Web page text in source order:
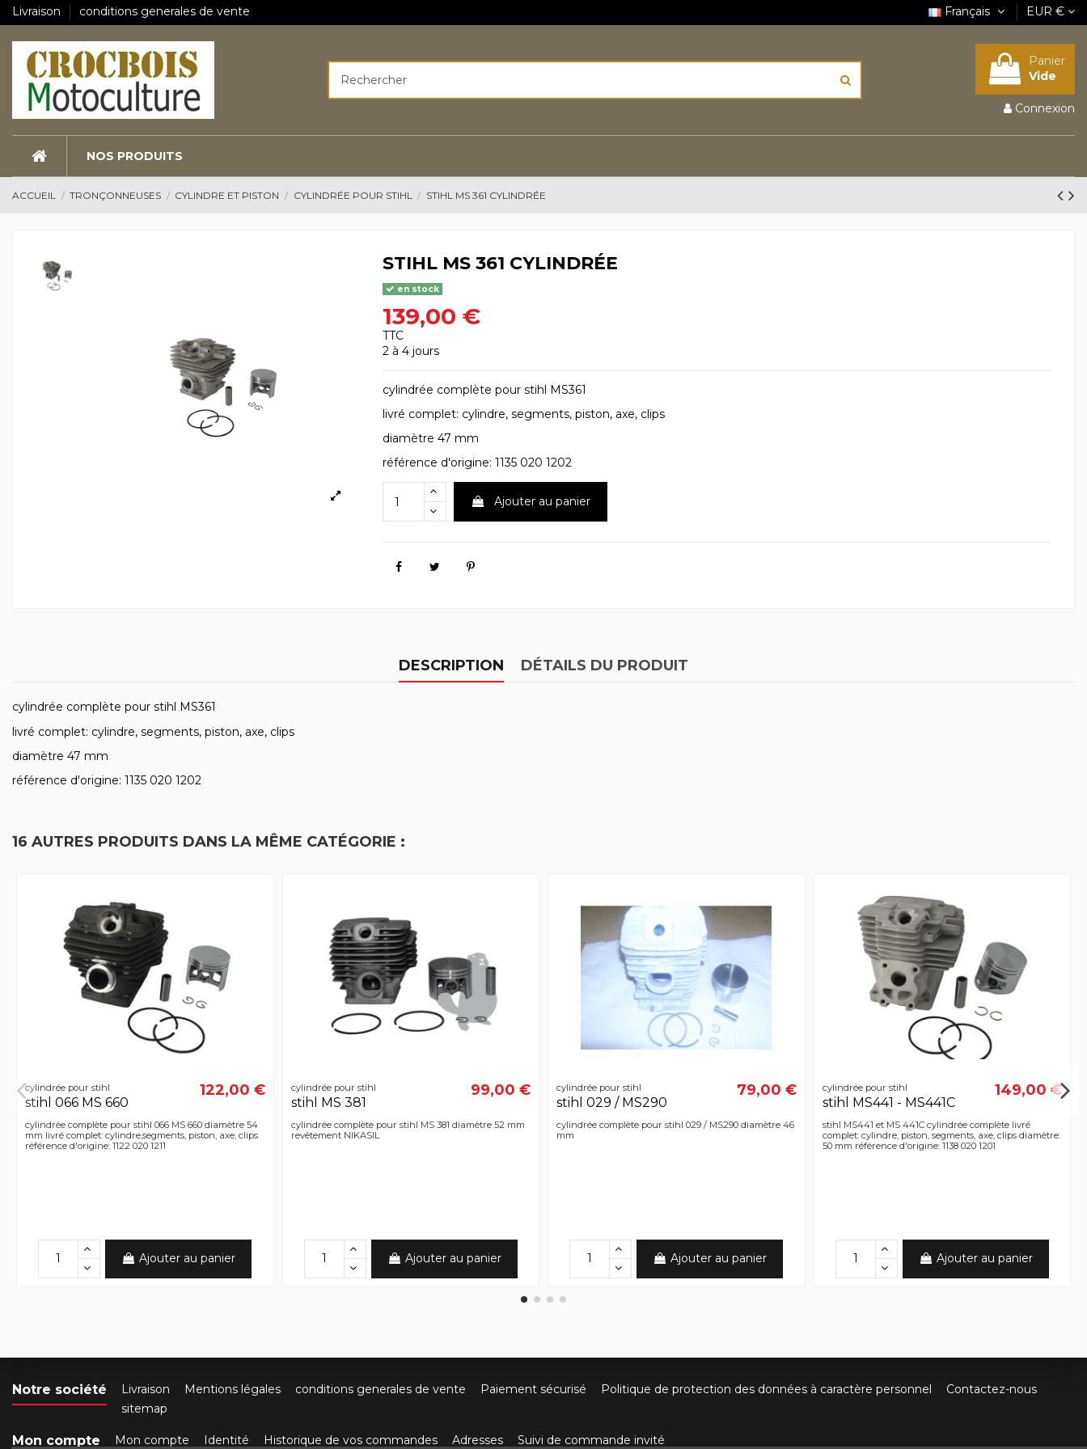
Livraison conditions generales de vente Français EUR €
Panier
Vide
Connexion
NOS PRODUITS
ACCUEIL TRONÇONNEUSES CYLINDRE ET PISTON CYLINDRÉE POUR STIHL STIHL MS 361 CYLINDRÉE
STIHL MS 361 CYLINDRÉE
en stock
139,00 €
TTC
2 à 4 jours
cylindrée complète pour stihl MS361
livré complet: cylindre, segments, piston, axe, clips
diamètre 47 mm
référence d'origine: 1135 020 1202
Ajouter au panier
DESCRIPTION DÉTAILS DU PRODUIT
cylindrée complète pour stihl MS361
livré complet: cylindre, segments, piston, axe, clips
diamètre 47 mm
référence d'origine: 1135 020 1202
16 AUTRES PRODUITS DANS LA MÊME CATÉGORIE :
cylindrée pour stihl
stihl 066 MS 660
122,00 €
cylindrée complète pour stihl 066 MS 660 diamètre 54
mm livré complet: cylindre,segments, piston, axe, clips
référence d'origine: 1122 020 1211
Ajouter au panier
cylindrée pour stihl
stihl MS 381
99,00 €
cylindrée complète pour stihl MS 381 diamètre 52 mm
revêtement NIKASIL
Ajouter au panier
cylindrée pour stihl
stihl 029 / MS290
79,00 €
cylindrée complète pour stihl 029 / MS290 diamètre 46
mm
Ajouter au panier
cylindrée pour stihl
stihl MS441 - MS441C
149,00 €
stihl MS441 et MS 441C cylindrée complète livré
complet: cylindre, piston, segments, axe, clips diamètre:
50 mm référence d'origine: 1138 020 1201
Ajouter au panier
Notre société Livraison Mentions légales conditions generales de vente Paiement sécurisé Politique de protection des données à caractère personnel
Contactez-nous
sitemap
Mon compte Mon compte Identité Historique de vos commandes Adresses Suivi de commande invité